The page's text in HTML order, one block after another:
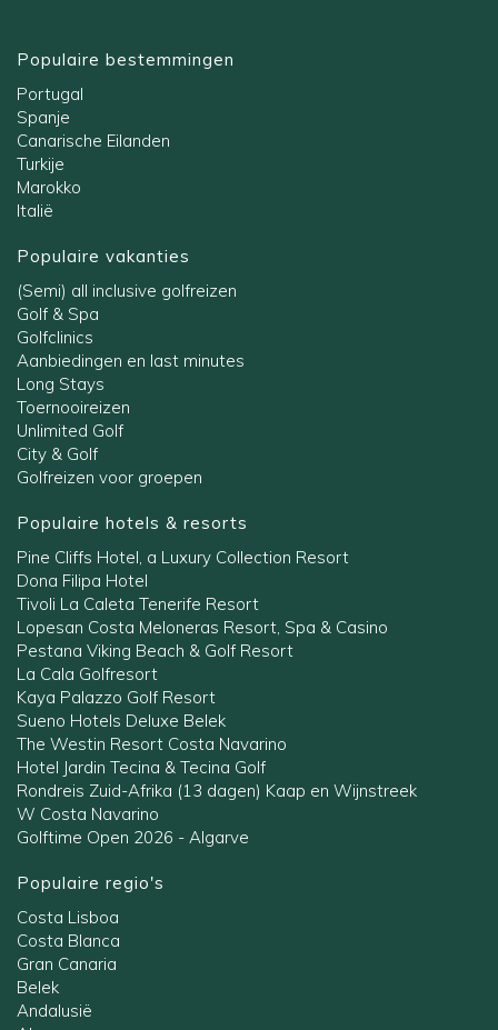
Populaire bestemmingen
Portugal
Spanje
Canarische Eilanden
Turkije
Marokko
Italië
Populaire vakanties
(Semi) all inclusive golfreizen
Golf & Spa
Golfclinics
Aanbiedingen en last minutes
Long Stays
Toernooireizen
Unlimited Golf
City & Golf
Golfreizen voor groepen
Populaire hotels & resorts
Pine Cliffs Hotel, a Luxury Collection Resort
Dona Filipa Hotel
Tivoli La Caleta Tenerife Resort
Lopesan Costa Meloneras Resort, Spa & Casino
Pestana Viking Beach & Golf Resort
La Cala Golfresort
Kaya Palazzo Golf Resort
Sueno Hotels Deluxe Belek
The Westin Resort Costa Navarino
Hotel Jardin Tecina & Tecina Golf
Rondreis Zuid-Afrika (13 dagen) Kaap en Wijnstreek
W Costa Navarino
Golftime Open 2026 - Algarve
Populaire regio's
Costa Lisboa
Costa Blanca
Gran Canaria
Belek
Andalusië